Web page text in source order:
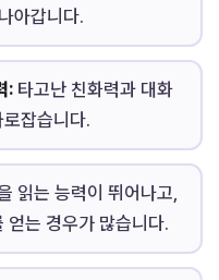
아갑니다.
:타고난 친화력과 대화
잡습니다.
읽는 능력이 뛰어나고,
얻는 경우가 많습니다.